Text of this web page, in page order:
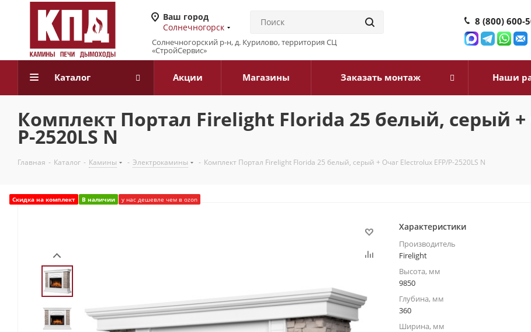
Ваш город
Солнечногорск
Солнечногорский р-н, д. Курилово, территория СЦ
«СтройСервис»
8 (800) 600-
Каталог Акции Магазины Заказать монтаж Наши
Комплект Портал Firelight Florida 25 белый, серый +
Р-2520LS N
Главная - Каталог - Камины - Электрокамины - Комплект Портал Firelight Florida 25 белый, серый + Очаг Electrolux EFP/Р-2520LS N
Скидка на комплект В наличии у нас дешевле чем в ozon
Характеристики
Производитель
Firelight
Высота, мм
9850
Глубина, мм
360
Ширина, мм